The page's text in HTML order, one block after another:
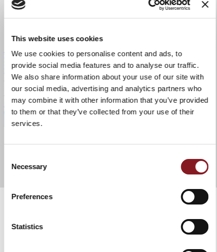
This website uses cookies
We use cookies to personalise content and ads, to
provide social media features and to analyse our traffic.
We also share information about your use of our site with
our social media, advertising and analytics partners who
may combine it with other information that you’ve provided
to them or that they’ve collected from your use of their
services.
Selection
Necessary
Preferences
Statistics
Auftauen ohne Deckel in der Mikrowelle
ERFAHRE MEHR